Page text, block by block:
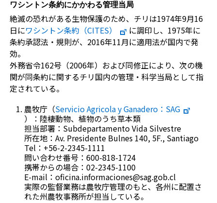
ワシントン条約にかかわる管理当局
絶滅の恐れがある生物保護のため、チリは1974年9月16
日にワシントン条約（CITES）
に調印し、1975年に
条約承認法・規則が、2016年11月に適用法が国内で発
効。
外務省令162号（2006年）および同修正により、次の機
関が同条約に関するチリ国内の管理・科学当局として指
定されている。
農牧庁（Servicio Agricola y Ganadero：SAG
）：陸棲動物、植物のうち草本類
担当部署：Subdepartamento Vida Silvestre
所在地：Av. Presidente Bulnes 140, 5F., Santiago
Tel：+56-2-2345-1111
問い合わせ番号：600-818-1724
携帯からの場合：02-2345-1100
E-mail：oficina.informaciones@sag.gob.cl
実際の監督業務は農牧庁管理のもと、各州に配置さ
れた州農牧事務所が担当している。